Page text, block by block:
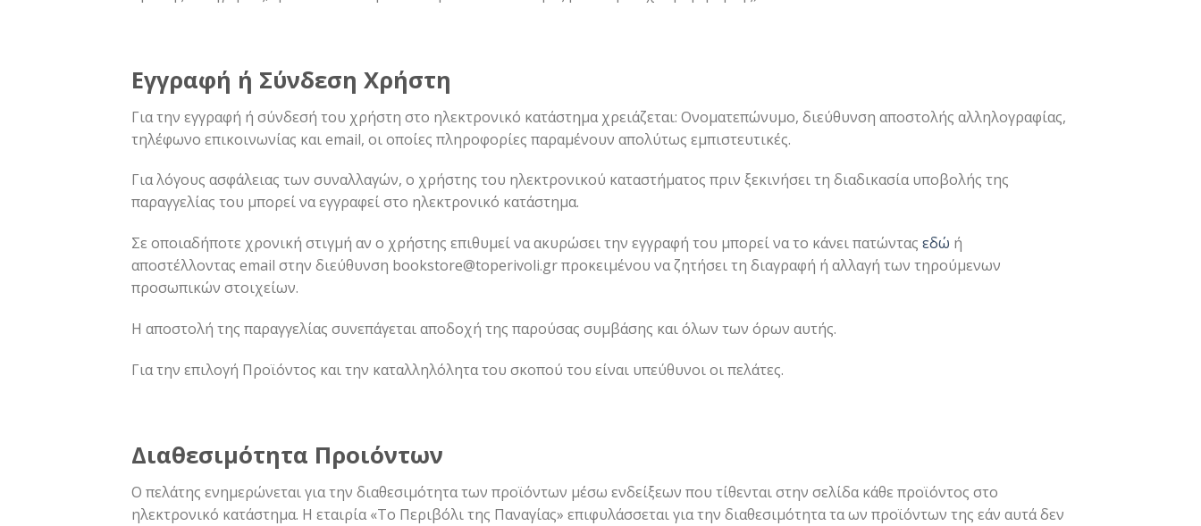
Εγγραφή ή Σύνδεση Χρήστη
Για την εγγραφή ή σύνδεσή του χρήστη στο ηλεκτρονικό κατάστημα χρειάζεται: Ονοματεπώνυμο, διεύθυνση αποστολής αλληλογραφίας,
τηλέφωνο επικοινωνίας και email, οι οποίες πληροφορίες παραμένουν απολύτως εμπιστευτικές.
Για λόγους ασφάλειας των συναλλαγών, ο χρήστης του ηλεκτρονικού καταστήματος πριν ξεκινήσει τη διαδικασία υποβολής της
παραγγελίας του μπορεί να εγγραφεί στο ηλεκτρονικό κατάστημα.
Σε οποιαδήποτε χρονική στιγμή αν ο χρήστης επιθυμεί να ακυρώσει την εγγραφή του μπορεί να το κάνει πατώντας εδώ ή
αποστέλλοντας email στην διεύθυνση bookstore@toperivoli.grπροκειμένου να ζητήσει τη διαγραφή ή αλλαγή των τηρούμενων
προσωπικών στοιχείων.
Η αποστολή της παραγγελίας συνεπάγεται αποδοχή της παρούσας συμβάσης και όλων των όρων αυτής.
Για την επιλογή Προϊόντος και την καταλληλόλητα του σκοπού του είναι υπεύθυνοι οι πελάτες.
Διαθεσιμότητα Προιόντων
Ο πελάτης ενημερώνεται για την διαθεσιμότητα των προϊόντων μέσω ενδείξεων που τίθενται στην σελίδα κάθε προϊόντος στο
ηλεκτρονικό κατάστημα. Η εταιρία «Το Περιβόλι της Παναγίας» επιφυλάσσεται για την διαθεσιμότητα τα ων προϊόντων της εάν αυτά δεν